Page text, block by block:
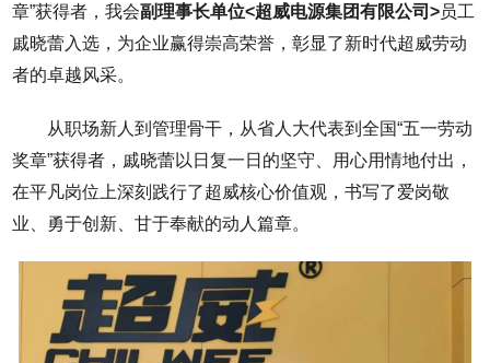
章”获得者，我会副理事长单位<超威电源集团有限公司>员工
戚晓蕾入选，为企业赢得崇高荣誉，彰显了新时代超威劳动
者的卓越风采。
从职场新人到管理骨干，从省人大代表到全国“五一劳动
奖章”获得者，戚晓蕾以日复一日的坚守、用心用情地付出，
在平凡岗位上深刻践行了超威核心价值观，书写了爱岗敬
业、勇于创新、甘于奉献的动人篇章。